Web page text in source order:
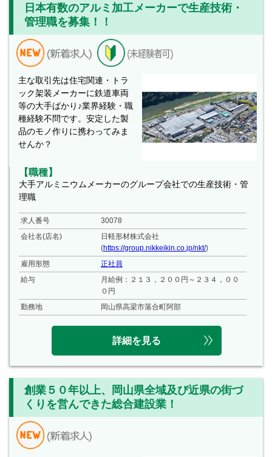
日本有数のアルミ加工メーカーで生産技術・
管理職を募集！！
主な取引先は住宅関連・トラ
ック架装メーカーに鉄道車両
等の大手ばかり♪業界経験・職
種経験不問です。安定した製
品のモノ作りに携わってみま
せんか？
【職種】
大手アルミニウムメーカーのグループ会社での生産技術・管
理職
求人番号
30078
会社名(店名)
日軽形材株式会社
(https://group.nikkeikin.co.jp/nkt/)
雇用形態
正社員
給与
月給例：２１３，２００円～２３４，００
０円
勤務地
岡山県高梁市落合町阿部
詳細を見る
創業５０年以上、岡山県全域及び近県の街づ
くりを営んできた総合建設業！